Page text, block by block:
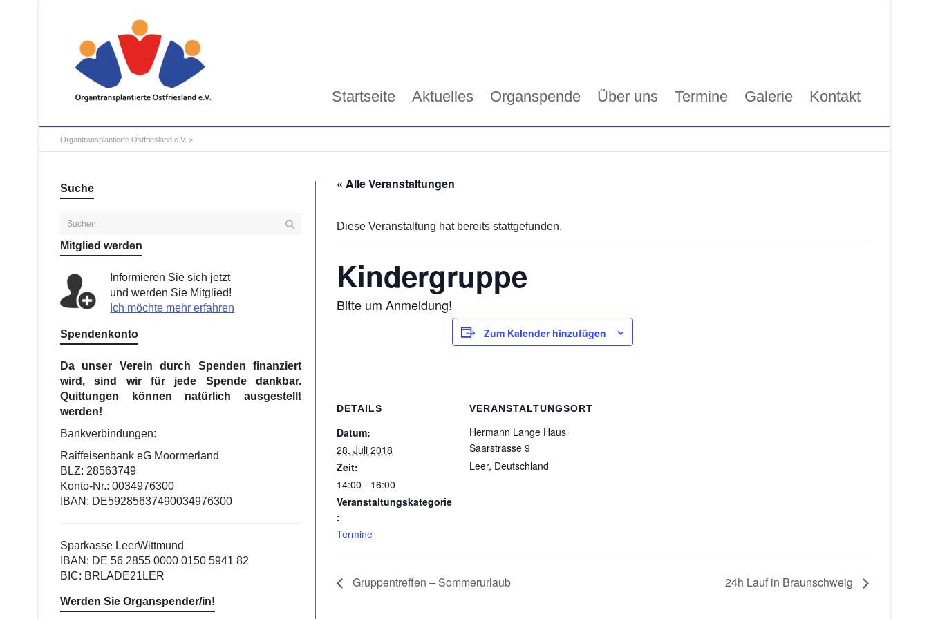
Startseite Aktuelles Organspende Über uns Termine Galerie Kontakt
Organtransplantierte Ostfriesland e.V. >
« Alle Veranstaltungen
Diese Veranstaltung hat bereits stattgefunden.
Kindergruppe
Bitte um Anmeldung!
Zum Kalender hinzufügen
DETAILS
Datum:
28. Juli 2018
Zeit:
14:00 - 16:00
Veranstaltungskategorie
:
Termine
VERANSTALTUNGSORT
Hermann Lange Haus
Saarstrasse 9
Leer, Deutschland
Gruppentreffen – Sommerurlaub 24h Lauf in Braunschweig
Suche
Mitglied werden
Informieren Sie sich jetzt
und werden Sie Mitglied!
Ich möchte mehr erfahren
Spendenkonto
Da unser Verein durch Spenden finanziert
wird, sind wir für jede Spende dankbar.
Quittungen können natürlich ausgestellt
werden!
Bankverbindungen:
Raiffeisenbank eG Moormerland
BLZ: 28563749
Konto-Nr.: 0034976300
IBAN: DE59285637490034976300
Sparkasse LeerWittmund
IBAN: DE 56 2855 0000 0150 5941 82
BIC: BRLADE21LER
Werden Sie Organspender/in!